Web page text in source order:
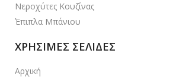
Νεροχύτες Κουζίνας
Έπιπλα Μπάνιου
ΧΡΗΣΙΜΕΣ ΣΕΛΙΔΕΣ
Αρχική